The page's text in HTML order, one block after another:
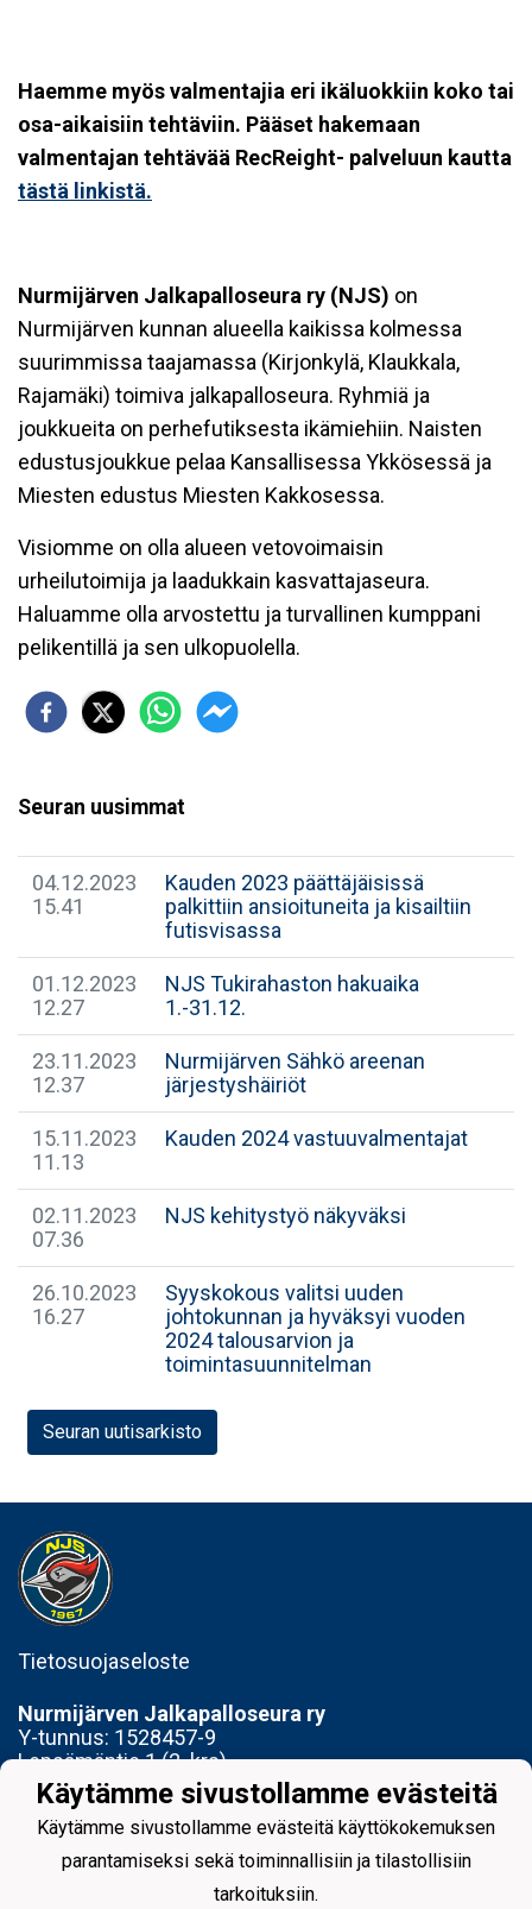
Haemme myös valmentajia eri ikäluokkiin koko tai
osa-aikaisiin tehtäviin. Pääset hakemaan
valmentajan tehtävää RecReight- palveluun kautta
tästä linkistä.
Nurmijärven Jalkapalloseura ry (NJS) on
Nurmijärven kunnan alueella kaikissa kolmessa
suurimmissa taajamassa (Kirjonkylä, Klaukkala,
Rajamäki) toimiva jalkapalloseura. Ryhmiä ja
joukkueita on perhefutiksesta ikämiehiin. Naisten
edustusjoukkue pelaa Kansallisessa Ykkösessä ja
Miesten edustus Miesten Kakkosessa.
Visiomme on olla alueen vetovoimaisin
urheilutoimija ja laadukkain kasvattajaseura.
Haluamme olla arvostettu ja turvallinen kumppani
pelikentillä ja sen ulkopuolella.
Seuran uusimmat
04.12.2023
15.41
Kauden 2023 päättäjäisissä
palkittiin ansioituneita ja kisailtiin
futisvisassa
01.12.2023
12.27
NJS Tukirahaston hakuaika
1.-31.12.
23.11.2023
12.37
Nurmijärven Sähkö areenan
järjestyshäiriöt
15.11.2023
11.13
Kauden 2024 vastuuvalmentajat
02.11.2023
07.36
NJS kehitystyö näkyväksi
26.10.2023
16.27
Syyskokous valitsi uuden
johtokunnan ja hyväksyi vuoden
2024 talousarvion ja
toimintasuunnitelman
Seuran uutisarkisto
Tietosuojaseloste
Nurmijärven Jalkapalloseura ry
Y-tunnus: 1528457-9
Lepsämäntie 1 (2. krs)
01800 Klaukkala
Toimisto avoinna Ti 14-17 ja To 15-18
Käytämme sivustollamme evästeitä
Käytämme sivustollamme evästeitä käyttökokemuksen
parantamiseksi sekä toiminnallisiin ja tilastollisiin
tarkoituksiin.